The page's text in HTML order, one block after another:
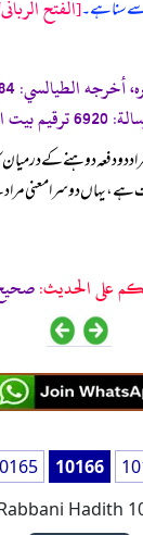
سے سنا ہے۔[الفتح
6920»
دو دفعہ دوہنے کے
یہاں دوسرا معنی
على الحديث:
10166
Hadith